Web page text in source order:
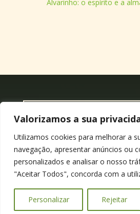
Valorizamos a sua
Utilizamos cookies para melhorar a
navegação, apresentar anúncios ou
personalizados e analisar o nosso
"Aceitar Todos", concorda com a
Personalizar Rejeitar
Alvarinho: o espírito e a
Sobre
Sobre Nós
Notas &
Parceiros
Contactos